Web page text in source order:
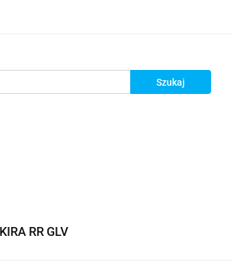
Cross i enduro Rowerowe
RR GLV